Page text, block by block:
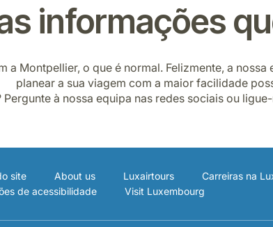
informações
a Montpellier, o que é normal. Felizmente, a
planear a sua viagem com a maior facilidade
à nossa equipa nas redes sociais ou
site About us Luxairtours Carreiras na
de acessibilidade Visit Luxembourg